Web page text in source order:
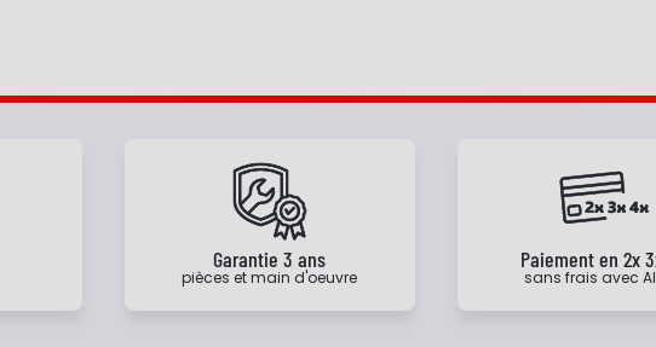
Garantie 3 ans
pièces et main d'oeuvre
Paiement en 2x
sans frais avec